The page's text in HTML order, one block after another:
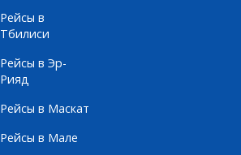
Рейсы в
Тбилиси
Рейсы в Эр-
Рияд
Рейсы в Маскат
Рейсы в Мале